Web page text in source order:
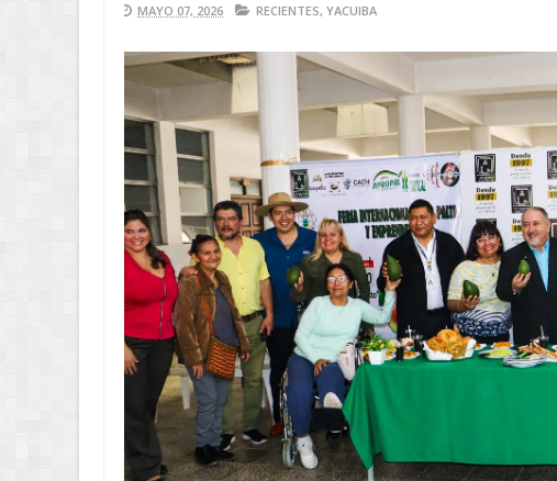
MAYO 07, 2026 RECIENTES, YACUIBA